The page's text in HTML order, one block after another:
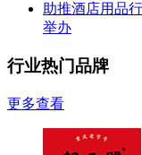
助推酒店用品
举办
行业热门品牌
更多查看